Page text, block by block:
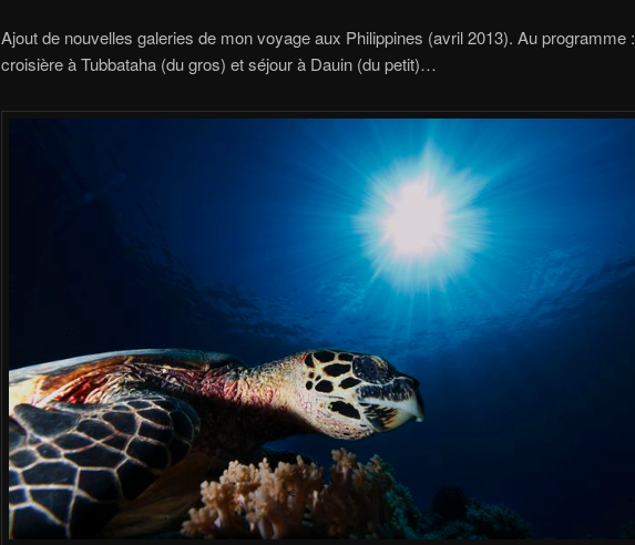
Ajout de nouvelles galeries de mon voyage aux Philippines (avril 2013). Au programme :
croisière à Tubbataha (du gros) et séjour à Dauin (du petit)…